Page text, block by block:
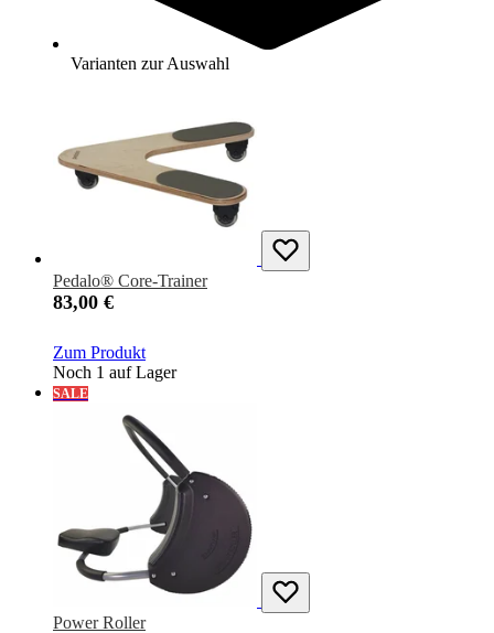
Varianten zur Auswahl
Noch 1 auf Lager
Pedalo® Core-Trainer
83,00 €
Zum Produkt
Noch 1 auf Lager
SALE
Power Roller